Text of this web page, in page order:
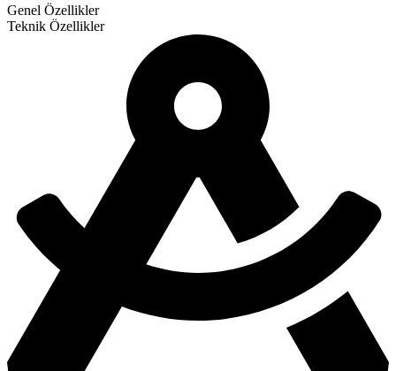
Genel Özellikler
Teknik Özellikler